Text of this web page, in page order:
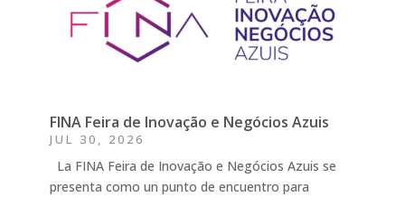
FINA Feira de Inovação e Negócios Azuis
JUL 30, 2026
La FINA Feira de Inovação e Negócios Azuis se
presenta como un punto de encuentro para